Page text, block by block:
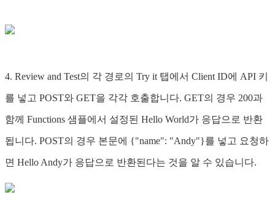
4. Review and Test의 각 경로의 Try it 탭에서 Client ID에 API 키
를 넣고 POST와 GET을 각각 호출합니다. GET의 경우 200과
함께 Functions 샘플에서 설정된 Hello World가 응답으로 반환
됩니다. POST의 경우 본문에 {"name": "Andy"}를 넣고 요청하
면 Hello Andy가 응답으로 반환된다는 것을 알 수 있습니다.